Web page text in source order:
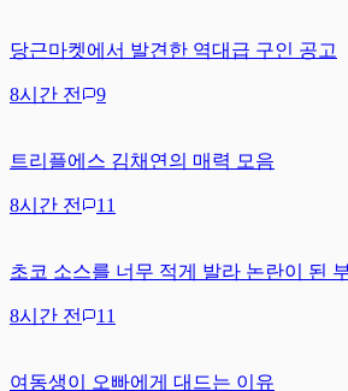
당근마켓에서 발견한 역대급 구인 공고
8시간 전 9
트리플에스 김채연의 매력 모음
8시간 전 11
초코 소스를 너무 적게 발라 논란이 된
8시간 전 11
여동생이 오빠에게 대드는 이유